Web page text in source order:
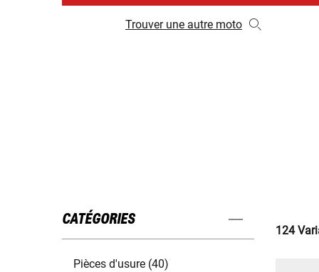
Trouver une autre moto
CATÉGORIES
Pièces d'usure (40)
124